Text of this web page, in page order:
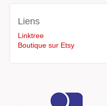
Liens
Linktree
Boutique sur Etsy